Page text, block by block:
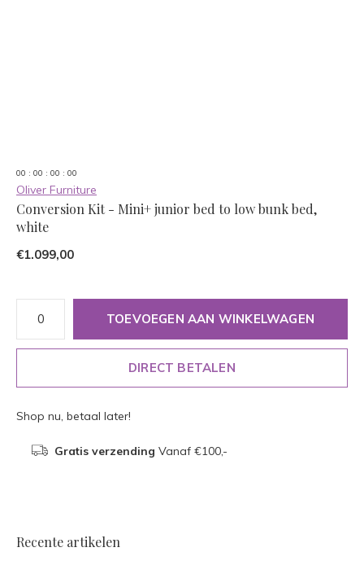
00 : 00 : 00 : 00
Oliver Furniture
Conversion Kit - Mini+ junior bed to low bunk bed,
white
€1.099,00
TOEVOEGEN AAN WINKELWAGEN
DIRECT BETALEN
Shop nu, betaal later!
Gratis verzending Vanaf €100,-
Recente artikelen